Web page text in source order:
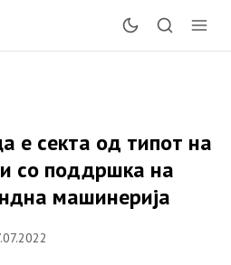
е секта од типот на
со поддршка на
машинерија